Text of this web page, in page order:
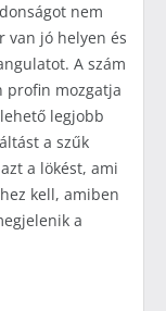
nem
van jó helyen és
A szám
profin mozgatja
legjobb
a szűk
a lökést, ami
kell, amiben
a